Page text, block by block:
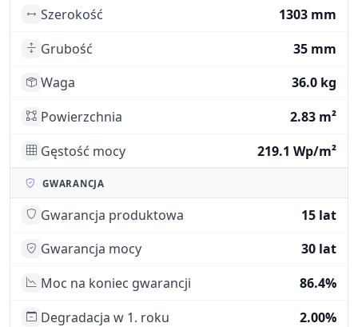
Szerokość
1303 mm
Grubość
35 mm
Waga
36.0 kg
Powierzchnia
2.83 m²
Gęstość mocy
219.1 Wp/m²
GWARANCJA
Gwarancja produktowa
15 lat
Gwarancja mocy
30 lat
Moc na koniec gwarancji
86.4%
Degradacja w 1. roku
2.00%